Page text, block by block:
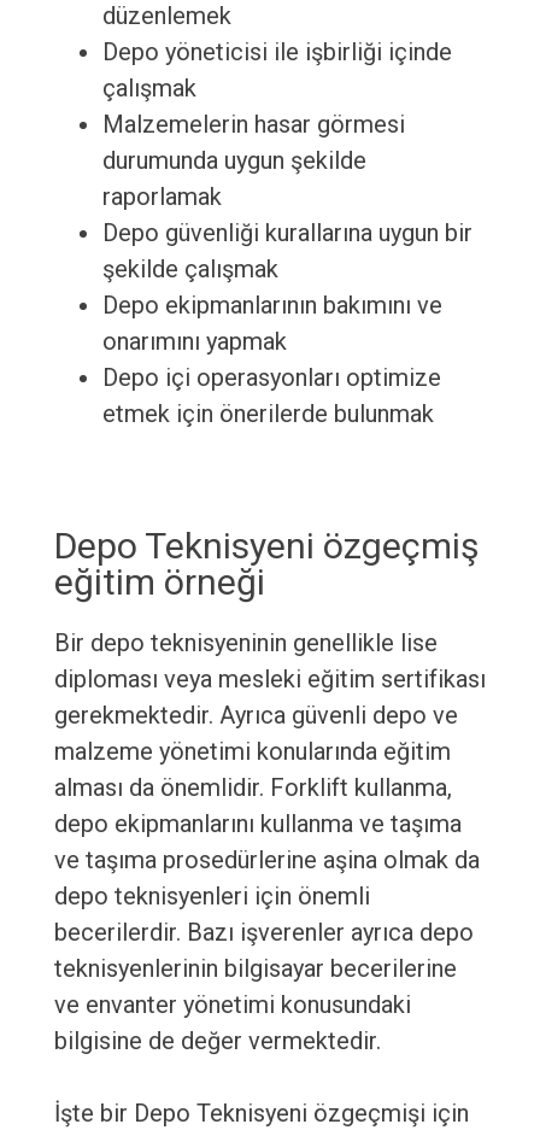
düzenlemek
Depo yöneticisi ile işbirliği içinde
çalışmak
Malzemelerin hasar görmesi
durumunda uygun şekilde
raporlamak
Depo güvenliği kurallarına uygun bir
şekilde çalışmak
Depo ekipmanlarının bakımını ve
onarımını yapmak
Depo içi operasyonları optimize
etmek için önerilerde bulunmak
Depo Teknisyeni özgeçmiş
eğitim örneği
Bir depo teknisyeninin genellikle lise
diploması veya mesleki eğitim sertifikası
gerekmektedir. Ayrıca güvenli depo ve
malzeme yönetimi konularında eğitim
alması da önemlidir. Forklift kullanma,
depo ekipmanlarını kullanma ve taşıma
ve taşıma prosedürlerine aşina olmak da
depo teknisyenleri için önemli
becerilerdir. Bazı işverenler ayrıca depo
teknisyenlerinin bilgisayar becerilerine
ve envanter yönetimi konusundaki
bilgisine de değer vermektedir.
İşte bir Depo Teknisyeni özgeçmişi için